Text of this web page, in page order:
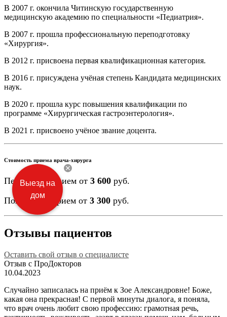
В 2007 г. окончила Читинскую государственную
медицинскую академию по специальности «Педиатрия».
В 2007 г. прошла профессиональную переподготовку
«Хирургия».
В 2012 г. присвоена первая квалификационная категория.
В 2016 г. присуждена учёная степень Кандидата медицинских
наук.
В 2020 г. прошла курс повышения квалификации по
программе «Хирургическая гастроэнтерология».
В 2021 г. присвоено учёное звание доцента.
Стоимость приема врача-хирурга
Первичный прием от 3 600 руб.
Повторный прием от 3 300 руб.
Отзывы пациентов
Оставить свой отзыв о специалисте
Отзыв с ПроДокторов
10.04.2023
Случайно записалась на приём к Зое Александровне! Боже,
какая она прекрасная! С первой минуты диалога, я поняла,
что врач очень любит свою профессию: грамотная речь,
Выезд на
дом